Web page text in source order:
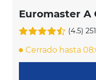
Euromaster A
(4.5)
Cerrado hasta